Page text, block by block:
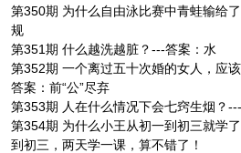
第350期 为什么自由泳比赛中青蛙输给
规
第351期 什么越洗越脏？---答案：水
第352期 一个离过五十次婚的女人，应
答案：前“公”尽弃
第353期 人在什么情况下会七窍生烟？
第354期 为什么小王从初一到初三就学
到初三，两天学一课，算不错了！